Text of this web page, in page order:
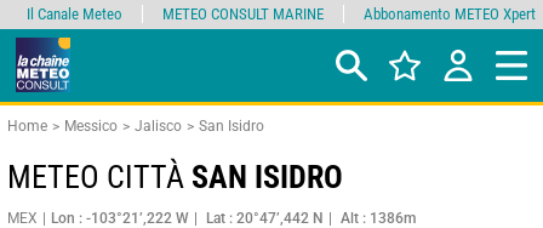
Home Messico Jalisco San Isidro
METEO CITTÀ SAN ISIDRO
MEX Lon : -103°21’,222 W Lat : 20°47’,442 N
Alt : 1386m
Il Canale Meteo METEO CONSULT MARINE Abbonamento METEO Xpert